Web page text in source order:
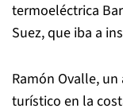
termoeléctrica
Suez, que iba a
Ramón Ovalle,
turístico en la